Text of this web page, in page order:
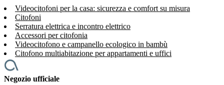
Videocitofoni per la casa: sicurezza e comfort su misura
Citofoni
Serratura elettrica e incontro elettrico
Accessori per citofonia
Videocitofono e campanello ecologico in bambù
Citofono multiabitazione per appartamenti e uffici
Negozio ufficiale